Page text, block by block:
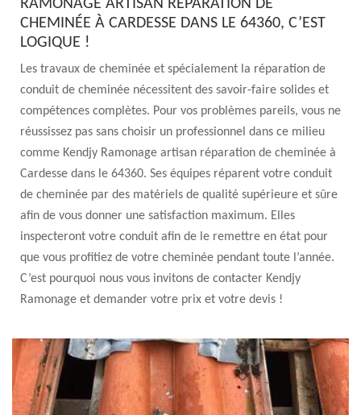
RAMONAGE ARTISAN RÉPARATION DE
CHEMINÉE À CARDESSE DANS LE 64360, C’EST
LOGIQUE !
Les travaux de cheminée et spécialement la réparation de
conduit de cheminée nécessitent des savoir-faire solides et
compétences complètes. Pour vos problèmes pareils, vous ne
réussissez pas sans choisir un professionnel dans ce milieu
comme Kendjy Ramonage artisan réparation de cheminée à
Cardesse dans le 64360. Ses équipes réparent votre conduit
de cheminée par des matériels de qualité supérieure et sûre
afin de vous donner une satisfaction maximum. Elles
inspecteront votre conduit afin de le remettre en état pour
que vous profitiez de votre cheminée pendant toute l’année.
C’est pourquoi nous vous invitons de contacter Kendjy
Ramonage et demander votre prix et votre devis !